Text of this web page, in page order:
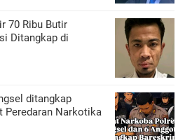
70 Ribu Butir
Ditangkap di
ditangkap
Peredaran Narkotika